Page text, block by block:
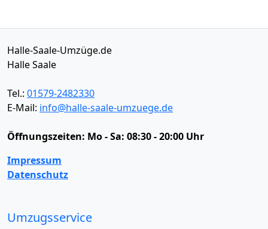
Halle-Saale-Umzüge.de
Halle Saale
Tel.: 01579-2482330
E-Mail: info@halle-saale-umzuege.de
Öffnungszeiten: Mo - Sa: 08:30 - 20:00 Uhr
Impressum
Datenschutz
Umzugsservice